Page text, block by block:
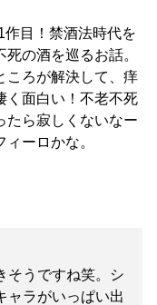
目！禁酒法時代を
の酒を巡るお話。
ころが解決して、痒
く面白い！不老不死
たら寂しくないなー
ーロかな。
そうですね笑。シ
ャラがいっぱい出